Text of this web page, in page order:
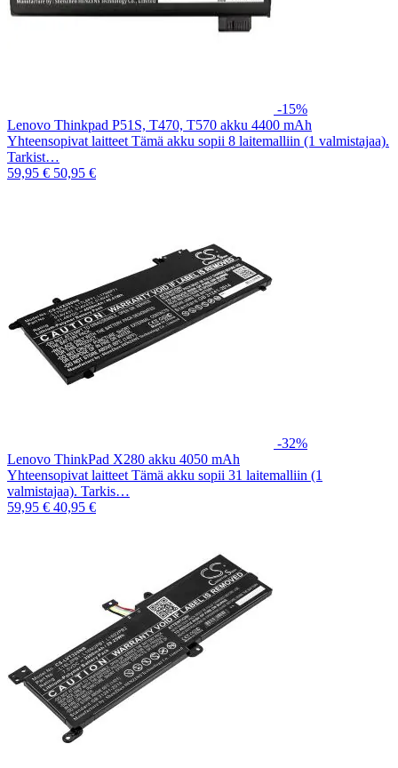
-15%
Lenovo Thinkpad P51S, T470, T570 akku 4400 mAh
Yhteensopivat laitteet Tämä akku sopii 8 laitemalliin (1 valmistajaa).
Tarkist…
59,95 € 50,95 €
-32%
Lenovo ThinkPad X280 akku 4050 mAh
Yhteensopivat laitteet Tämä akku sopii 31 laitemalliin (1
valmistajaa). Tarkis…
59,95 € 40,95 €